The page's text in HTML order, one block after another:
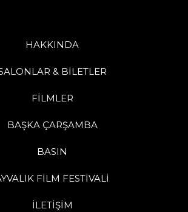
HAKKINDA
& BİLETLER
FİLMLER
BAŞKA ÇARŞAMBA
BASIN
FİLM FESTİVALİ
İLETİŞİM